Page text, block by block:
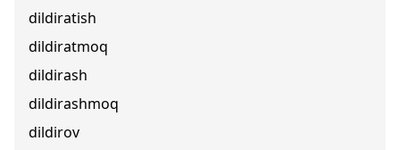
dildiratish
dildiratmoq
dildirash
dildirashmoq
dildirov